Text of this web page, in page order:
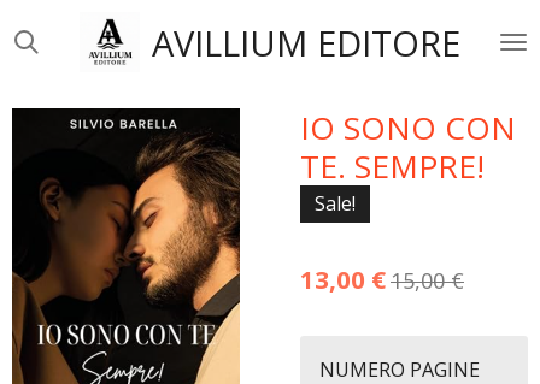
al
principale
AVILLIUM EDITORE
IO SONO CON
TE. SEMPRE!
Sale!
13,00 €15,00 €
NUMERO PAGINE